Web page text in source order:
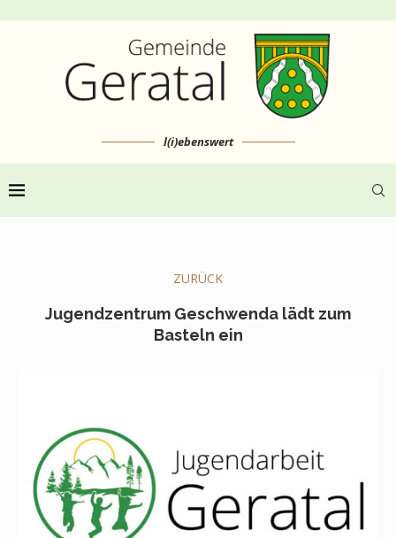
l(i)ebenswert
ZURÜCK
Jugendzentrum Geschwenda lädt zum
Basteln ein